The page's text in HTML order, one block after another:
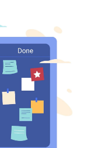
향상시키세요